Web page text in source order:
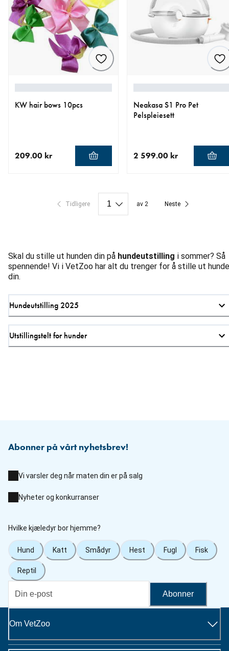
KW hair bows 10pcs
209.00 kr
Neakasa S1 Pro Pet
Pelspleiesett
2 599.00 kr
Tidligere av 2 Neste
Skal du stille ut hunden din på hundeutstilling i sommer? Så
spennende! Vi i VetZoo har alt du trenger for å stille ut
din.
Hundeutstilling 2025
Utstillingstelt for hunder
Abonner på vårt nyhetsbrev!
Vi varsler deg når maten din er på salg
Nyheter og konkurranser
Hvilke kjæledyr bor hjemme?
Hund Katt Smådyr Hest Fugl Fisk
Reptil
Abonner
Om VetZoo